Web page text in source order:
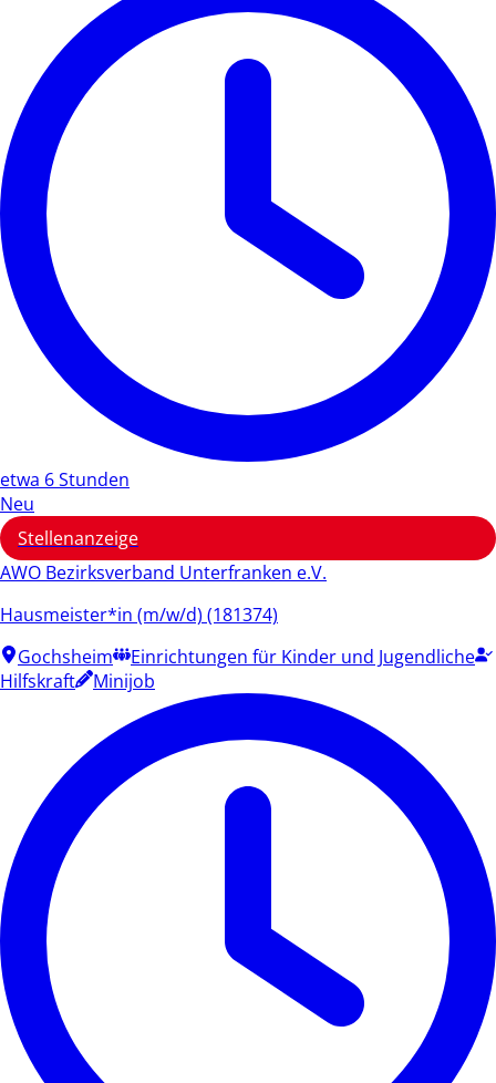
etwa 6 Stunden
Neu
Stellenanzeige
AWO Bezirksverband Unterfranken e.V.
Hausmeister*in (m/w/d) (181374)
Gochsheim
Einrichtungen für Kinder und Jugendliche
Hilfskraft
Minijob